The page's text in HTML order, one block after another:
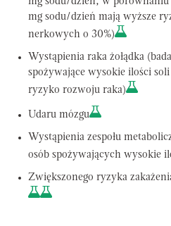
mg sodu/dzień mają wyższe
nerkowych o 30%)
Wystąpienia raka żołądka
spożywające wysokie ilości
ryzyko rozwoju raka)
Udaru mózgu
Wystąpienia zespołu
osób spożywających wysokie
Zwiększonego ryzyka